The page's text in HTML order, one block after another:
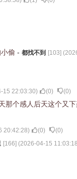
偷 - 都找不到 [103] (
15 22:03:30) (0) (0)
那个感人后天这个又
20:42:28) (0) (0)
[166] (2026-04-15 11:03:18